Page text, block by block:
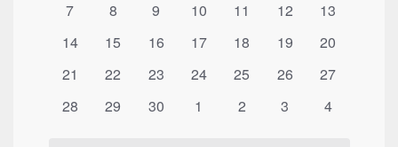
0
7
0
8
0
9
0
10
0
11
0
12
0
13
0
14
0
15
0
16
0
17
0
18
0
19
0
20
0
21
0
22
0
23
0
24
0
25
0
26
0
27
0
28
0
29
0
30
0
1
0
2
0
3
0
4